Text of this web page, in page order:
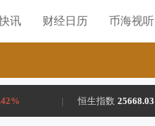
讯 财经日历 币海视听
| 恒生指数 25668.03